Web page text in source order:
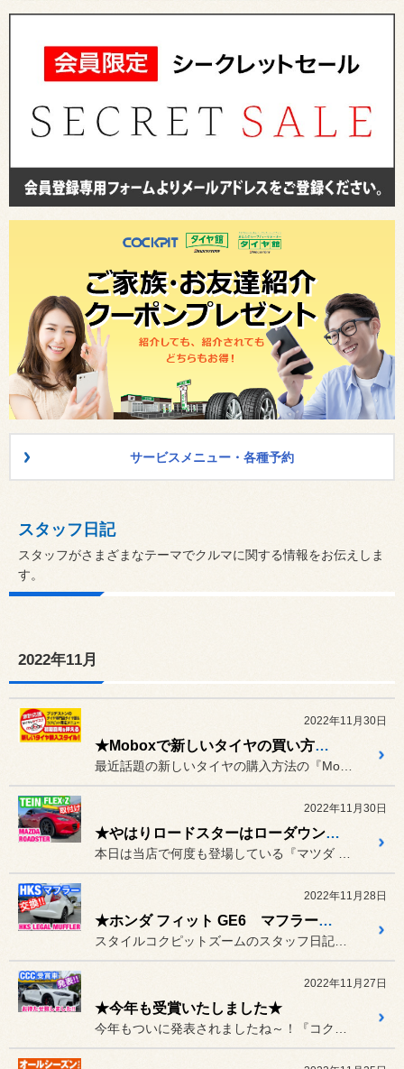
サービスメニュー・各種予約
スタッフ日記
スタッフがさまざまなテーマでクルマに関する情報をお伝えしま
す。
2022年11月
2022年11月30日
★Moboxで新しいタイヤの買い方を★
2022年11月30日
★やはりロードスターはローダウンがお似合い！？★
2022年11月28日
★ホンダ フィット GE6 マフラー交換★
2022年11月27日
★今年も受賞いたしました★